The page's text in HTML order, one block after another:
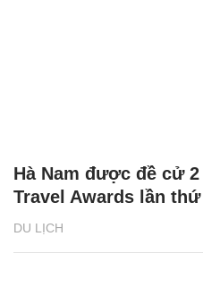
DU LỊCH
Hà Nam được đề cử
Travel Awards lần thứ